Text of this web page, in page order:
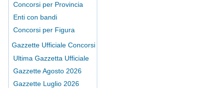
Concorsi per Provincia
Enti con bandi
Concorsi per Figura
Gazzette Ufficiale Concorsi
Ultima Gazzetta Ufficiale
Gazzette Agosto 2026
Gazzette Luglio 2026